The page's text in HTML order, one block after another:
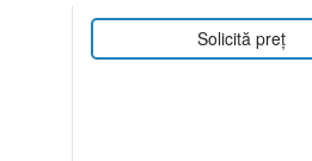
Solicită preț